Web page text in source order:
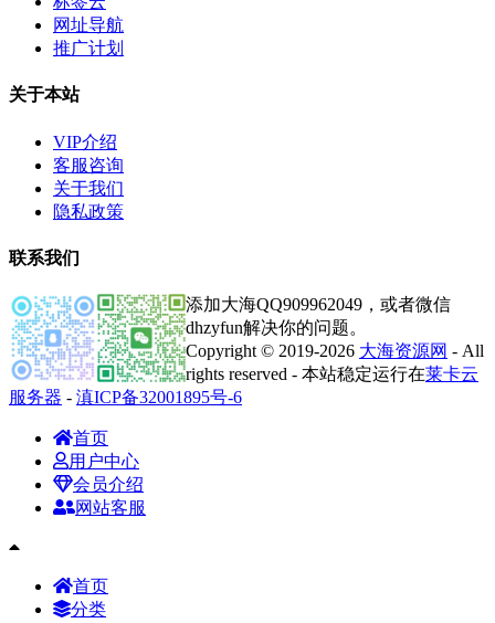
网址导航
推广计划
关于本站
VIP介绍
客服咨询
关于我们
隐私政策
联系我们
添加大海QQ909962049，或者微信
dhzyfun解决你的问题。
Copyright © 2019-2026 大海资源网 - All
rights reserved - 本站稳定运行在莱卡云
服务器 - 滇ICP备32001895号-6
首页
用户中心
会员介绍
网站客服
首页
分类